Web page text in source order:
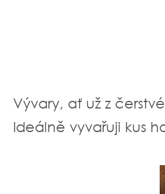
Vývary, ať už z
Ideálně vyvařuji kus